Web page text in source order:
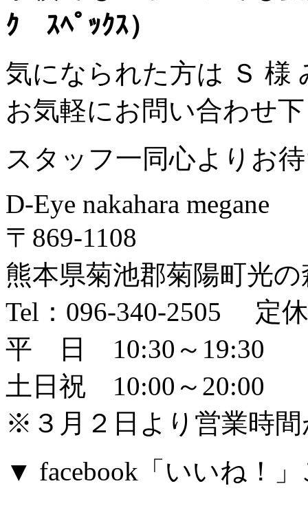
ｸ ｽﾍﾟｯｸｽ）
気になられた方は Ｓ 様
お気軽にお問い合わせ
スタッフ一同心よりお
D-Eye nakahara megane
〒869-1108
熊本県菊池郡菊陽町光の
Tel：096-340-2505 定
平 日 10:30～19:30
土日祝 10:00～20:00
※３月２日より営業時
▼ facebook「いいね！